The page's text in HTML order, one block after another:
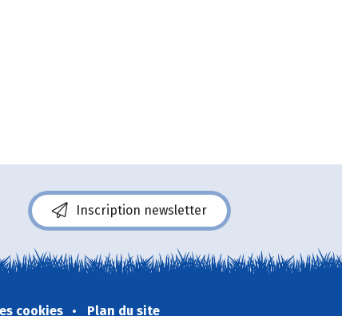
Inscription newsletter
cookies Plan du site